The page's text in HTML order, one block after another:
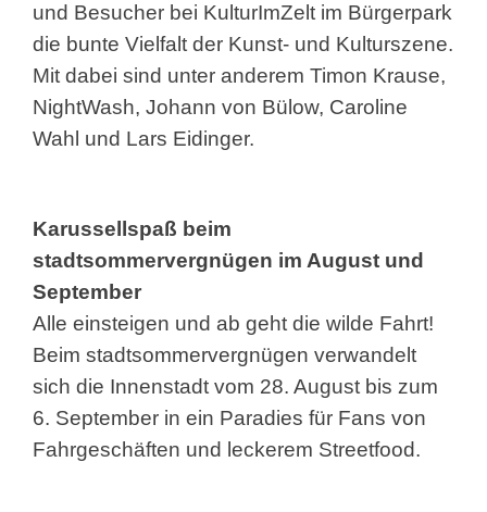
und Besucher bei KulturImZelt im Bürgerpark
die bunte Vielfalt der Kunst- und Kulturszene.
Mit dabei sind unter anderem Timon Krause,
NightWash, Johann von Bülow, Caroline
Wahl und Lars Eidinger.
Karussellspaß beim
stadtsommervergnügen im August und
September
Alle einsteigen und ab geht die wilde Fahrt!
Beim stadtsommervergnügen verwandelt
sich die Innenstadt vom 28. August bis zum
6. September in ein Paradies für Fans von
Fahrgeschäften und leckerem Streetfood.